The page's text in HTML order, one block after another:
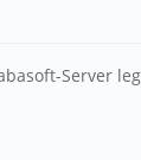
Server